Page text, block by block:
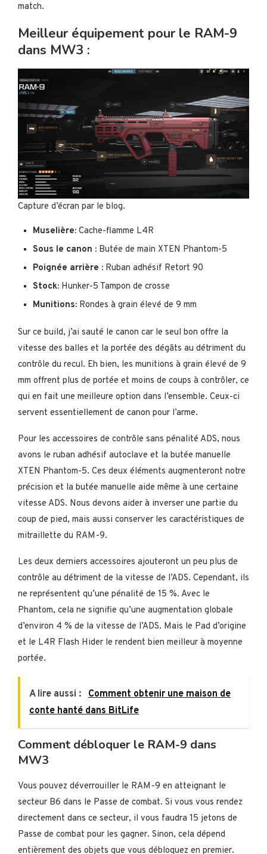
match.
Meilleur équipement pour le RAM-9
dans MW3 :
Capture d’écran par le blog.
Muselière: Cache-flamme L4R
Sous le canon : Butée de main XTEN Phantom-5
Poignée arrière : Ruban adhésif Retort 90
Stock: Hunker-5 Tampon de crosse
Munitions: Rondes à grain élevé de 9 mm
Sur ce build, j’ai sauté le canon car le seul bon offre la
vitesse des balles et la portée des dégâts au détriment du
contrôle du recul. Eh bien, les munitions à grain élevé de 9
mm offrent plus de portée et moins de coups à contrôler, ce
qui en fait une meilleure option dans l’ensemble. Ceux-ci
servent essentiellement de canon pour l’arme.
Pour les accessoires de contrôle sans pénalité ADS, nous
avons le ruban adhésif autoclave et la butée manuelle
XTEN Phantom-5. Ces deux éléments augmenteront notre
précision et la butée manuelle aide même à une certaine
vitesse ADS. Nous devons aider à inverser une partie du
coup de pied, mais aussi conserver les caractéristiques de
mitraillette du RAM-9.
Les deux derniers accessoires ajouteront un peu plus de
contrôle au détriment de la vitesse de l’ADS. Cependant, ils
ne représentent qu’une pénalité de 15 %. Avec le
Phantom, cela ne signifie qu’une augmentation globale
d’environ 4 % de la vitesse de l’ADS. Mais le Pad d’origine
et le L4R Flash Hider le rendent bien meilleur à moyenne
portée.
A lire aussi :
Comment obtenir une maison de
conte hanté dans BitLife
Comment débloquer le RAM-9 dans
MW3
Vous pouvez déverrouiller le RAM-9 en atteignant le
secteur B6 dans le Passe de combat. Si vous vous rendez
directement dans ce secteur, il vous faudra 15 jetons de
Passe de combat pour les gagner. Sinon, cela dépend
entièrement des objets que vous débloquez en premier.